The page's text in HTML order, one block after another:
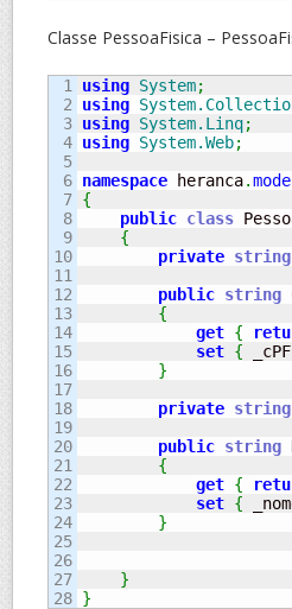
Classe PessoaFisica –
1
2
3
4
5
6
7
8
9
10
11
12
13
14
15
16
17
18
19
20
21
22
23
24
25
26
27
using System;
using
using System.Linq;
using System.Web;
namespace heranca.
{
public class
{
private string
public string
{
get {
set { _cPF
}
private string
public string
{
get {
set {
}
}
}